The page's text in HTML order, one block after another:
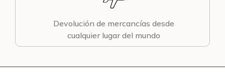
Devolución de mercancías desde
cualquier lugar del mundo